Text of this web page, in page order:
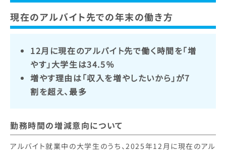
現在のアルバイト先での年末の働き方
12月に現在のアルバイト先で働く時間を「増
やす」大学生は34.5％
増やす理由は「収入を増やしたいから」が7
割を超え、最多
勤務時間の増減意向について
アルバイト就業中の大学生のうち、2025年12月に現在のアル